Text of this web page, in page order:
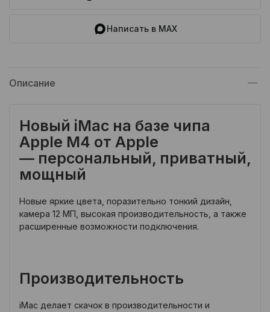
Написать в MAX
Описание
Новый iMac на базе чипа
Apple M4 от Apple
— персональный, приватный,
мощный
Новые яркие цвета, поразительно тонкий дизайн,
камера 12 МП, высокая производительность, а также
расширенные возможности подключения.
Производительность
iMac делает скачок в производительности и